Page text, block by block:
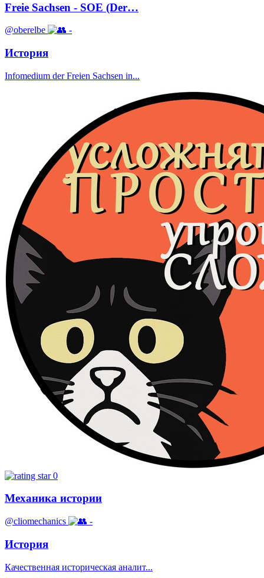
Freie Sachsen - SOE (Der…
@oberelbe -
История
Infomedium der Freien Sachsen in...
0
Механика истории
@cliomechanics -
История
Качественная историческая аналит...